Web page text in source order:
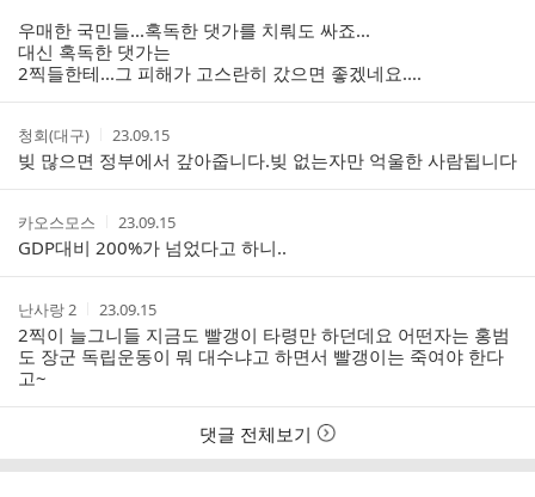
우매한 국민들...혹독한 댓가를 치뤄도 싸죠...
대신 혹독한 댓가는
2찍들한테...그 피해가 고스란히 갔으면 좋겠네요....
작
성
자
청회(대구)
작
성
시
간
23.09.15
빚 많으면 정부에서 갚아줍니다.빚 없는자만 억울한 사람됩니다
작
성
자
카오스모스
작
성
시
간
23.09.15
GDP대비 200%가 넘었다고 하니..
작
성
자
난사랑 2
작
성
시
간
23.09.15
2찍이 늘그니들 지금도 빨갱이 타령만 하던데요 어떤자는 홍범
도 장군 독립운동이 뭐 대수냐고 하면서 빨갱이는 죽여야 한다
고~
댓글 전체보기